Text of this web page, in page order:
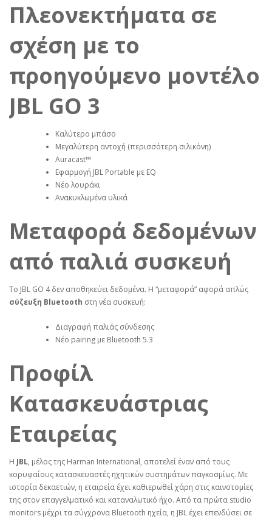
Πλεονεκτήματα σε
σχέση με το
προηγούμενο μοντέλο
JBL GO 3
Καλύτερο μπάσο
Μεγαλύτερη αντοχή (περισσότερη σιλικόνη)
Auracast™
Εφαρμογή JBL Portable με EQ
Νέο λουράκι
Ανακυκλωμένα υλικά
Μεταφορά δεδομένων
από παλιά συσκευή
Το JBL GO 4 δεν αποθηκεύει δεδομένα. Η “μεταφορά” αφορά απλώς
σύζευξη Bluetooth στη νέα συσκευή:
Διαγραφή παλιάς σύνδεσης
Νέο pairing με Bluetooth 5.3
Προφίλ
Κατασκευάστριας
Εταιρείας
Η JBL, μέλος της Harman International, αποτελεί έναν από τους
κορυφαίους κατασκευαστές ηχητικών συστημάτων παγκοσμίως. Με
ιστορία δεκαετιών, η εταιρεία έχει καθιερωθεί χάρη στις καινοτομίες
της στον επαγγελματικό και καταναλωτικό ήχο. Από τα πρώτα studio
monitors μέχρι τα σύγχρονα Bluetooth ηχεία, η JBL έχει επενδύσει σε